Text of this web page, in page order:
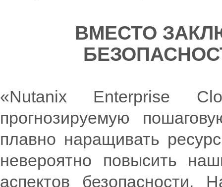
ВМЕСТО
«Nutanix Enterprise
прогнозируемую
плавно наращивать
невероятно повысить
аспектов безопасности.